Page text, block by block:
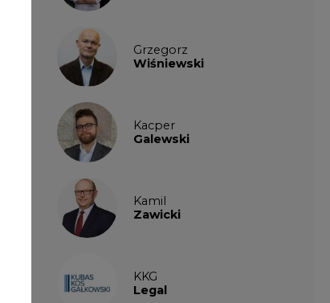
Wiśniewski
Galewski
Zawicki
Legal